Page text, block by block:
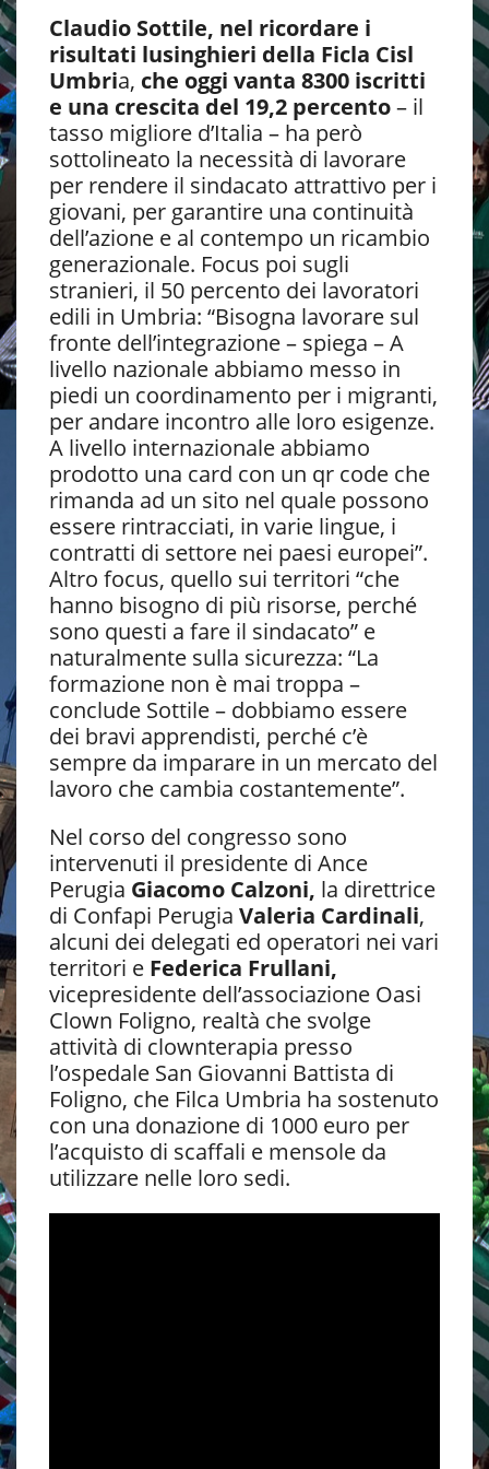
Claudio Sottile, nel ricordare i
risultati lusinghieri della Ficla Cisl
Umbria, che oggi vanta 8300 iscritti
e una crescita del 19,2 percento– il
tasso migliore d’Italia – ha però
sottolineato la necessità di lavorare
per rendere il sindacato attrattivo per i
giovani, per garantire una continuità
dell’azione e al contempo un ricambio
generazionale. Focus poi sugli
stranieri, il 50 percento dei lavoratori
edili in Umbria: “Bisogna lavorare sul
fronte dell’integrazione – spiega – A
livello nazionale abbiamo messo in
piedi un coordinamento per i migranti,
per andare incontro alle loro esigenze.
A livello internazionale abbiamo
prodotto una card con un qr code che
rimanda ad un sito nel quale possono
essere rintracciati, in varie lingue, i
contratti di settore nei paesi europei”.
Altro focus, quello sui territori “che
hanno bisogno di più risorse, perché
sono questi a fare il sindacato” e
naturalmente sulla sicurezza: “La
formazione non è mai troppa –
conclude Sottile – dobbiamo essere
dei bravi apprendisti, perché c’è
sempre da imparare in un mercato del
lavoro che cambia costantemente”.
Nel corso del congresso sono
intervenuti il presidente di Ance
Perugia Giacomo Calzoni, la direttrice
di Confapi Perugia Valeria Cardinali,
alcuni dei delegati ed operatori nei vari
territori e Federica Frullani,
vicepresidente dell’associazione Oasi
Clown Foligno, realtà che svolge
attività di clownterapia presso
l’ospedale San Giovanni Battista di
Foligno, che Filca Umbria ha sostenuto
con una donazione di 1000 euro per
l’acquisto di scaffali e mensole da
utilizzare nelle loro sedi.